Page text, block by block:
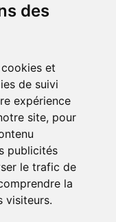
des
et
de suivi
expérience
site, pour
publicités
le trafic de
la
visiteurs.
et événements
et découvrez
notre écriture.
Brussels,